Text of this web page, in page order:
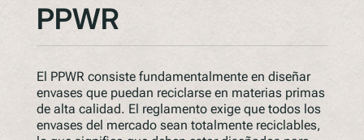
PPWR
El PPWR consiste fundamentalmente en diseñar
envases que puedan reciclarse en materias primas
de alta calidad. El reglamento exige que todos los
envases del mercado sean totalmente reciclables,